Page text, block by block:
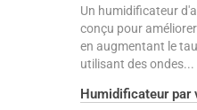
Un humidificateur
conçu pour
en augmentant le
utilisant des ondes...
Humidificateur par